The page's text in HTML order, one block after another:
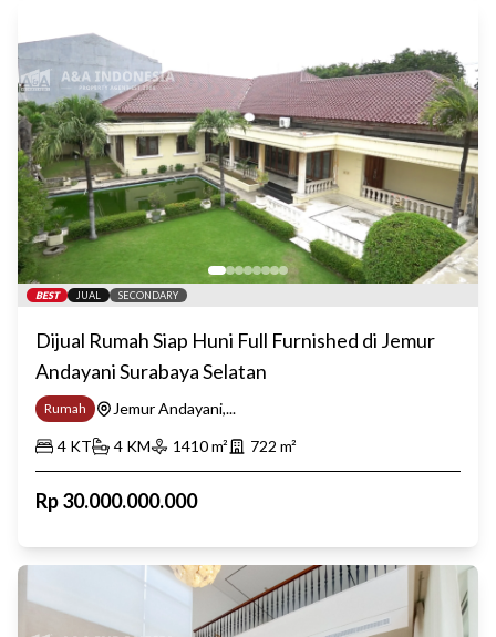
BEST JUAL SECONDARY
Dijual Rumah Siap Huni Full Furnished di Jemur
Andayani Surabaya Selatan
Rumah
Jemur Andayani,...
4 KT 4 KM 1410m² 722 m²
Rp30.000.000.000